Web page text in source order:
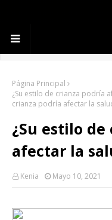
Página Principal
¿Su estilo de crianza podría
crianza podría afectar la
¿Su estilo
afectar la
Kenia Mayo 10, 2021